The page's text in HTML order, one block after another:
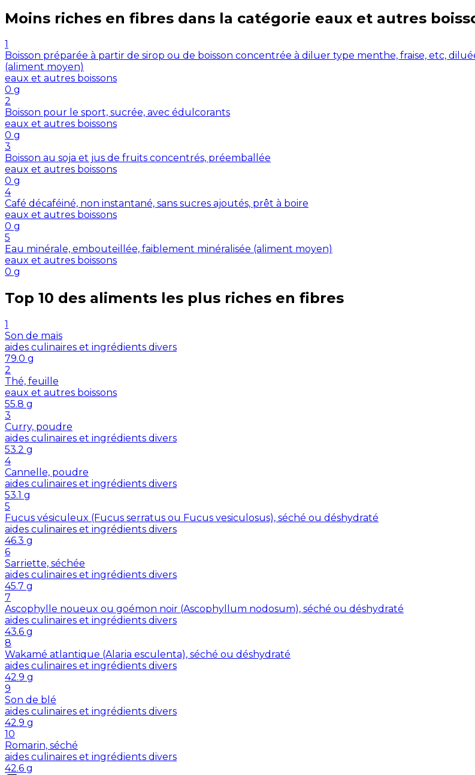
Moins riches en fibres dans la catégorie eaux et autres
1
Boisson préparée à partir de sirop ou de boisson concentrée à diluer type menthe, fraise, etc,
(aliment moyen)
eaux et autres boissons
0 g
2
Boisson pour le sport, sucrée, avec édulcorants
eaux et autres boissons
0 g
3
Boisson au soja et jus de fruits concentrés, préemballée
eaux et autres boissons
0 g
4
Café décaféiné, non instantané, sans sucres ajoutés, prêt à boire
eaux et autres boissons
0 g
5
Eau minérale, embouteillée, faiblement minéralisée (aliment moyen)
eaux et autres boissons
0 g
Top 10 des aliments les plus riches en fibres
1
Son de maïs
aides culinaires et ingrédients divers
79.0 g
2
Thé, feuille
eaux et autres boissons
55.8 g
3
Curry, poudre
aides culinaires et ingrédients divers
53.2 g
4
Cannelle, poudre
aides culinaires et ingrédients divers
53.1 g
5
Fucus vésiculeux (Fucus serratus ou Fucus vesiculosus), séché ou déshydraté
aides culinaires et ingrédients divers
46.3 g
6
Sarriette, séchée
aides culinaires et ingrédients divers
45.7 g
7
Ascophylle noueux ou goémon noir (Ascophyllum nodosum), séché ou déshydraté
aides culinaires et ingrédients divers
43.6 g
8
Wakamé atlantique (Alaria esculenta), séché ou déshydraté
aides culinaires et ingrédients divers
42.9 g
9
Son de blé
aides culinaires et ingrédients divers
42.9 g
10
Romarin, séché
aides culinaires et ingrédients divers
42.6 g